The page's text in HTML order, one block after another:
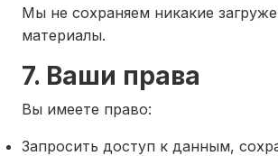
Мы не сохраняем никакие
материалы.
7. Ваши права
Вы имеете право:
Запросить доступ к данным,